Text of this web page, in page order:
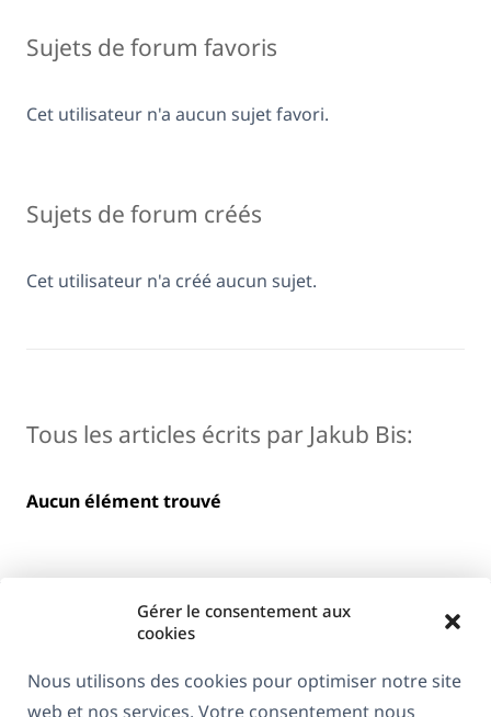
Gérer le consentement aux
cookies
Nous utilisons des cookies pour optimiser notre site
web et nos services. Votre consentement nous
Sujets de forum favoris
Cet utilisateur n'a aucun sujet favori.
Sujets de forum créés
Cet utilisateur n'a créé aucun sujet.
Tous les articles écrits par Jakub Bis:
Aucun élément trouvé